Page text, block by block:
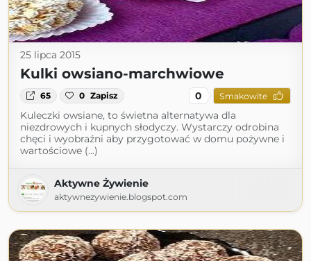
25 lipca 2015
Kulki owsiano-marchwiowe
65 0 Zapisz 0 Smakowite
Kuleczki owsiane, to świetna alternatywa dla
niezdrowych i kupnych słodyczy. Wystarczy odrobina
chęci i wyobraźni aby przygotować w domu pożywne i
wartościowe (...)
Aktywne Żywienie
aktywnezywienie.blogspot.com